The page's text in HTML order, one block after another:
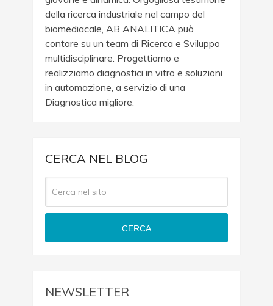
della ricerca industriale nel campo del
biomediacale, AB ANALITICA può
contare su un team di Ricerca e Sviluppo
multidisciplinare. Progettiamo e
realizziamo diagnostici in vitro e soluzioni
in automazione, a servizio di una
Diagnostica migliore.
CERCA NEL BLOG
CERCA
NEWSLETTER